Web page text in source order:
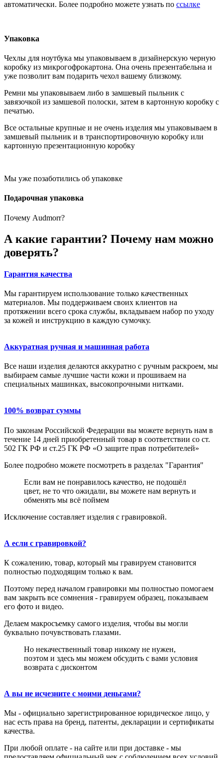
автоматически. Более подробно можете узнать по ссылке
Упаковка
Чехлы для ноутбука мы упаковываем в дизайнерскую черную
коробку из микрогофрокартона. Она очень презентабельна и
уже позволит вам подарить чехол вашему близкому.
Ремни мы упаковываем либо в замшевый пыльник с
завязочкой из замшевой полоски, затем в картонную коробку с
печатью.
Все остальные крупные и не очень изделия мы упаковываем в
замшевый пыльник и в транспортировочную коробку или
картонную презентационную коробку
Мы уже позаботились об упаковке
Подарочная упаковка
Почему Audmorr?
А какие гарантии? Почему нам можно
доверять?
Гарантия качества
Мы гарантируем использование только качественных
материалов. Мы поддерживаем своих клиентов на
протяжении всего срока службы, вкладываем набор по уходу
за кожей и инструкцию в каждую сумочку.
Аккуратная ручная и машинная работа
Все наши изделия делаются аккуратно с ручным раскроем, мы
выбираем самые лучшие части кожи и прошиваем на
специальных машинках, высокопрочными нитками.
100% возврат суммы
По законам Российской Федерации вы можете вернуть нам в
течение 14 дней приобретенный товар в соответствии со ст.
502 ГК РФ и ст.25 ГК РФ «О защите прав потребителей»
Более подробно можете посмотреть в разделах "Гарантия"
Если вам не понравилось качество, не подошёл
цвет, не то что ожидали, вы можете нам вернуть и
обменять мы всё поймем
Исключение составляет изделия с гравировкой.
А если с гравировкой?
К сожалению, товар, который мы гравируем становится
полностью подходящим только к вам.
Поэтому перед началом гравировки мы полностью помогаем
вам закрыть все сомнения - гравируем образец, показываем
его фото и видео.
Делаем макросъемку самого изделия, чтобы вы могли
буквально почувствовать глазами.
Но некачественный товар никому не нужен,
поэтом и здесь мы можем обсудить с вами условия
возврата с дисконтом
А вы не исчезните с моими деньгами?
Мы - официально зарегистрированное юридическое лицо, у
нас есть права на бренд, патенты, декларации и сертификаты
качества.
При любой оплате - на сайте или при доставке - мы